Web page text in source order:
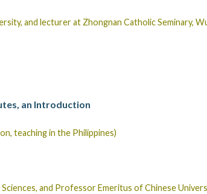
and lecturer at Zhongnan Catholic Seminary,
an Introduction
teaching in the Philippines)
and Professor Emeritus of Chinese